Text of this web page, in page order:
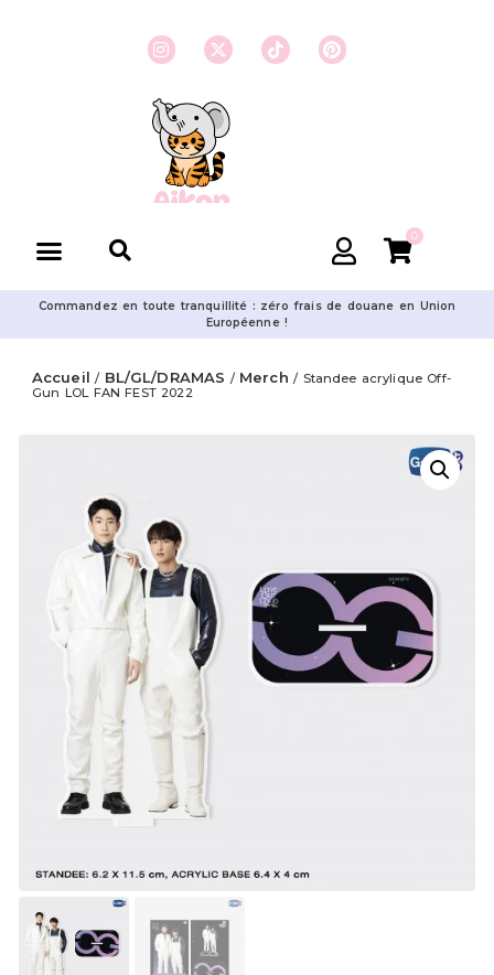
0
Commandez en toute tranquillité : zéro frais de douane en Union
Européenne !
Accueil / BL/GL/DRAMAS / Merch / Standee acrylique Off-
Gun LOL FAN FEST 2022